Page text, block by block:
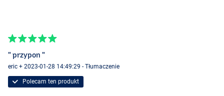
" przypon "
eric + 2023-01-28 14:49:29 - Tłumaczenie
Polecam ten produkt